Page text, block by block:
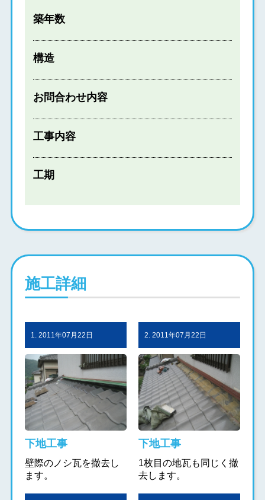
築年数
構造
お問合わせ内容
工事内容
工期
施工詳細
1. 2011年07月22日
下地工事
壁際のノシ瓦を撤去し
ます。
2. 2011年07月22日
下地工事
1枚目の地瓦も同じく撤
去します。